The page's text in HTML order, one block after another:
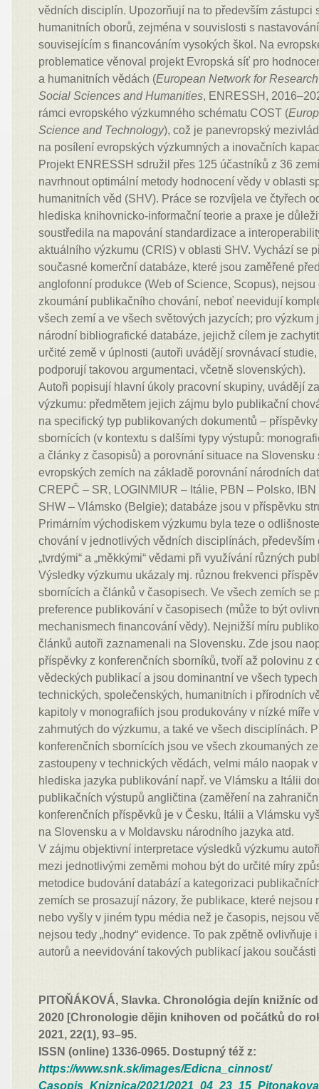
vědních disciplín. Upozorňují na to především zástupci
humanitních oborů, zejména v souvislosti s
souvisejícím s financováním vysokých škol. Na
problematice věnoval projekt Evropská síť pro
a humanitních vědách (European Network for
Social Sciences and Humanities, ENRESSH,
rámci evropského výzkumného schématu COST (
Science and Technology), což je panevropský
na posílení evropských výzkumných a inovačních
Projekt ENRESSH sdružil přes 125 účastníků z 36
navrhnout optimální metody hodnocení vědy v oblasti
humanitních věd (SHV). Práce se rozvíjela ve čtyřech
hlediska knihovnicko-informační teorie a praxe je
soustředila na mapování standardizace a
aktuálního výzkumu (CRIS) v oblasti SHV. Vychází se
současné komerční databáze, které jsou zaměřené
anglofonní produkce (Web of Science, Scopus),
zkoumání publikačního chování, neboť neevidují
všech zemí a ve všech světových jazycích; pro
národní bibliografické databáze, jejichž cílem je
určité země v úplnosti (autoři uvádějí srovnávací
podporují takovou argumentaci, včetně slovenských).
Autoři popisují hlavní úkoly pracovní skupiny, uvádějí
výzkumu: předmětem jejich zájmu bylo publikační
na specifický typ publikovaných dokumentů –
sbornících (v kontextu s dalšími typy výstupů:
a články z časopisů) a porovnání situace na Slovensku
evropských zemích na základě porovnání národních
CREPČ – SR, LOGINMIUR – Itálie, PBN – Polsko,
SHW – Vlámsko (Belgie); databáze jsou v příspěvku
Primárním východiskem výzkumu byla teze o
chování v jednotlivých vědních disciplínách, především
„tvrdými“ a „měkkými“ vědami při využívání různých
Výsledky výzkumu ukázaly mj. různou frekvenci
sbornících a článků v časopisech. Ve všech zemích se
preference publikování v časopisech (může to být
mechanismech financování vědy). Nejnižší míru
článků autoři zaznamenali na Slovensku. Zde jsou
příspěvky z konferenčních sborníků, tvoří až polovinu z
vědeckých publikací a jsou dominantní ve všech
technických, společenských, humanitních i přírodních
kapitoly v monografiích jsou produkovány v nízké míře
zahrnutých do výzkumu, a také ve všech disciplínách.
konferenčních sbornících jsou ve všech zkoumaných
zastoupeny v technických vědách, velmi málo naopak
hlediska jazyka publikování např. ve Vlámsku a Itálii
publikačních výstupů angličtina (zaměření na
konferenčních příspěvků je v Česku, Itálii a Vlámsku
na Slovensku a v Moldavsku národního jazyka atd.
V zájmu objektivní interpretace výsledků výzkumu
mezi jednotlivými zeměmi mohou být do určité míry
metodice budování databází a kategorizaci
zemích se prosazují názory, že publikace, které nejsou
nebo vyšly v jiném typu média než je časopis, nejsou
nejsou tedy „hodny“ evidence. To pak zpětně
autorů a neevidování takových publikací jakou
PITOŇÁKOVÁ, Slavka. Chronológia dejín knižníc
2020 [Chronologie dějin knihoven od počátků do
2021, 22(1), 93–95.
ISSN (online) 1336-0965. Dostupný též z:
https://www.snk.sk/images/Edicna_cinnost/
Casopis_Kniznica/2021/